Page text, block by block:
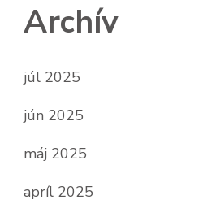
Archív
júl 2025
jún 2025
máj 2025
apríl 2025